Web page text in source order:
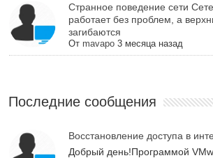
Cтранное поведение сети
работает без проблем, а
загибаются
От mavapo 3 месяца назад
Последние сообщения
Восстановление доступа в
Добрый день!Программой